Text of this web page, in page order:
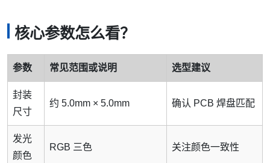
核心参数怎么看？
参数 常见范围或说明 选型建议
封装
尺寸
约 5.0mm × 5.0mm 确认 PCB 焊盘匹配
发光
颜色
RGB 三色 关注颜色一致性